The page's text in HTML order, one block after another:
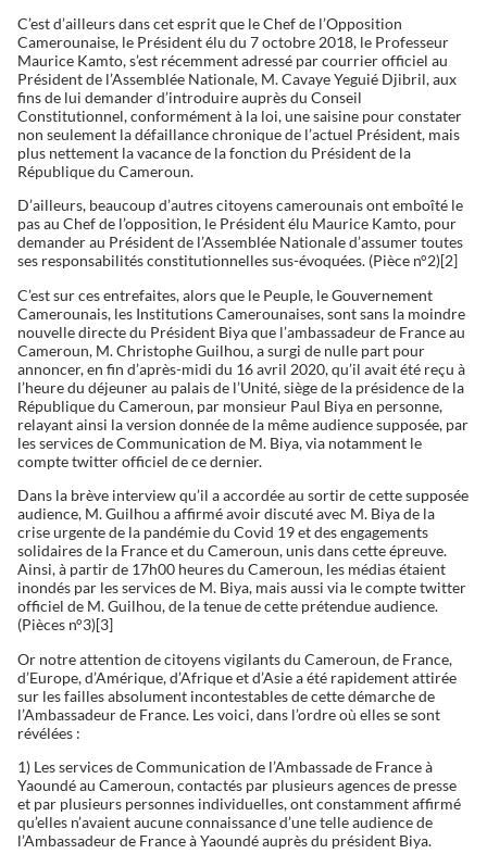
C’est d’ailleurs dans cet esprit que le Chef de l’Opposition
Camerounaise, le Président élu du 7 octobre 2018, le Professeur
Maurice Kamto, s’est récemment adressé par courrier officiel au
Président de l’Assemblée Nationale, M. Cavaye Yeguié Djibril, aux
fins de lui demander d’introduire auprès du Conseil
Constitutionnel, conformément à la loi, une saisine pour constater
non seulement la défaillance chronique de l’actuel Président, mais
plus nettement la vacance de la fonction du Président de la
République du Cameroun.
D’ailleurs, beaucoup d’autres citoyens camerounais ont emboîté le
pas au Chef de l’opposition, le Président élu Maurice Kamto, pour
demander au Président de l’Assemblée Nationale d’assumer toutes
ses responsabilités constitutionnelles sus-évoquées. (Pièce n°2)[2]
C’est sur ces entrefaites, alors que le Peuple, le Gouvernement
Camerounais, les Institutions Camerounaises, sont sans la moindre
nouvelle directe du Président Biya que l’ambassadeur de France au
Cameroun, M. Christophe Guilhou, a surgi de nulle part pour
annoncer, en fin d’après-midi du 16 avril 2020, qu’il avait été reçu à
l’heure du déjeuner au palais de l’Unité, siège de la présidence de la
République du Cameroun, par monsieur Paul Biya en personne,
relayant ainsi la version donnée de la même audience supposée, par
les services de Communication de M. Biya, via notamment le
compte twitter officiel de ce dernier.
Dans la brève interview qu’il a accordée au sortir de cette supposée
audience, M. Guilhou a affirmé avoir discuté avec M. Biya de la
crise urgente de la pandémie du Covid 19 et des engagements
solidaires de la France et du Cameroun, unis dans cette épreuve.
Ainsi, à partir de 17h00 heures du Cameroun, les médias étaient
inondés par les services de M. Biya, mais aussi via le compte twitter
officiel de M. Guilhou, de la tenue de cette prétendue audience.
(Pièces n°3)[3]
Or notre attention de citoyens vigilants du Cameroun, de France,
d’Europe, d’Amérique, d’Afrique et d’Asie a été rapidement attirée
sur les failles absolument incontestables de cette démarche de
l’Ambassadeur de France. Les voici, dans l’ordre où elles se sont
révélées :
1) Les services de Communication de l’Ambassade de France à
Yaoundé au Cameroun, contactés par plusieurs agences de presse
et par plusieurs personnes individuelles, ont constamment affirmé
qu’elles n’avaient aucune connaissance d’une telle audience de
l’Ambassadeur de France à Yaoundé auprès du président Biya.